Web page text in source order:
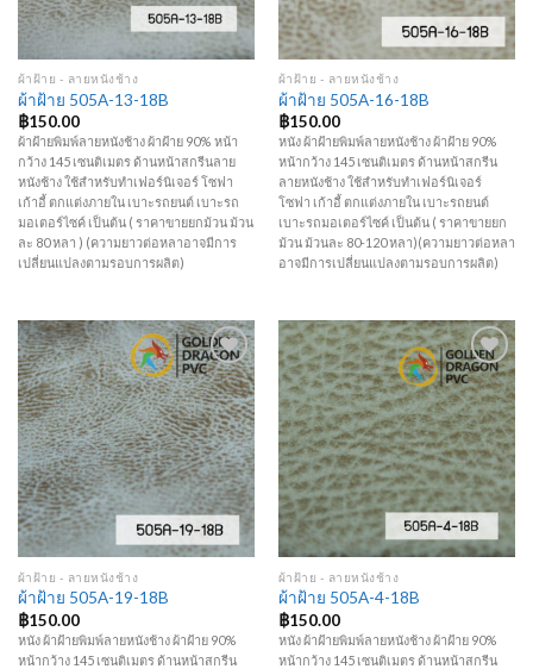
ผ้าฝ้าย - ลายหนังช้าง
ผ้าฝ้าย 505A-13-18B
฿150.00
ผ้าฝ้ายพิมพ์ลายหนังช้าง ผ้าฝ้าย 90% หน้า
กว้าง 145 เซนติเมตร ด้านหน้าสกรีนลาย
หนังช้าง ใช้สำหรับทำเฟอร์นิเจอร์ โซฟา
เก้าอี้ ตกแต่งภายใน เบาะรถยนต์ เบาะรถ
มอเตอร์ไซค์ เป็นต้น ( ราคาขายยกม้วน ม้วน
ละ 80 หลา ) (ความยาวต่อหลาอาจมีการ
เปลี่ยนแปลงตามรอบการผลิต)
ผ้าฝ้าย - ลายหนังช้าง
ผ้าฝ้าย 505A-16-18B
฿150.00
หนัง ผ้าฝ้ายพิมพ์ลายหนังช้าง ผ้าฝ้าย 90%
หน้ากว้าง 145 เซนติเมตร ด้านหน้าสกรีน
ลายหนังช้าง ใช้สำหรับทำเฟอร์นิเจอร์
โซฟา เก้าอี้ ตกแต่งภายใน เบาะรถยนต์
เบาะรถมอเตอร์ไซค์ เป็นต้น ( ราคาขายยก
ม้วน ม้วนละ 80-120 หลา)(ความยาวต่อหลา
อาจมีการเปลี่ยนแปลงตามรอบการผลิต)
Add to
Wishlist
ผ้าฝ้าย - ลายหนังช้าง
ผ้าฝ้าย 505A-19-18B
฿150.00
หนัง ผ้าฝ้ายพิมพ์ลายหนังช้าง ผ้าฝ้าย 90%
หน้ากว้าง 145 เซนติเมตร ด้านหน้าสกรีน
Add to
Wishlist
ผ้าฝ้าย - ลายหนังช้าง
ผ้าฝ้าย 505A-4-18B
฿150.00
หนัง ผ้าฝ้ายพิมพ์ลายหนังช้าง ผ้าฝ้าย 90%
หน้ากว้าง 145 เซนติเมตร ด้านหน้าสกรีน